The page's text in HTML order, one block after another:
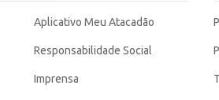
Aplicativo Meu Atacadão
Responsabilidade Social
Imprensa